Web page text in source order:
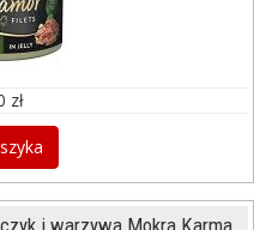
zł
i warzywa Mokra Karma